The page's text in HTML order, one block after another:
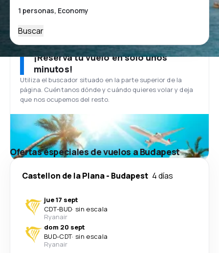
Buscar
¡Reserva tu vuelo en solo unos
minutos!
Utiliza el buscador situado en la parte superior de la
página. Cuéntanos dónde y cuándo quieres volar y deja
que nos ocupemos del resto.
Ofertas especiales de vuelos a Budapest
Castellon de la Plana- Budapest 4 días
jue 17 sept
CDT-BUD· sin escala
Ryanair
dom 20 sept
BUD-CDT· sin escala
Ryanair